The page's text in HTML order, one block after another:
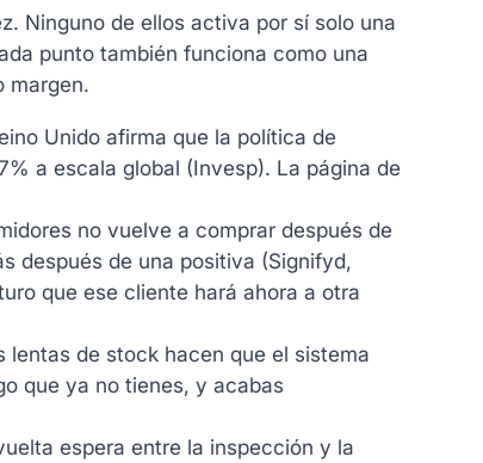
Ninguno de ellos activa por sí solo una
punto también funciona como una
margen.
Unido afirma que la política de
a escala global (Invesp). La página de
no vuelve a comprar después de
después de una positiva (Signifyd,
que ese cliente hará ahora a otra
de stock hacen que el sistema
que ya no tienes, y acabas
espera entre la inspección y la